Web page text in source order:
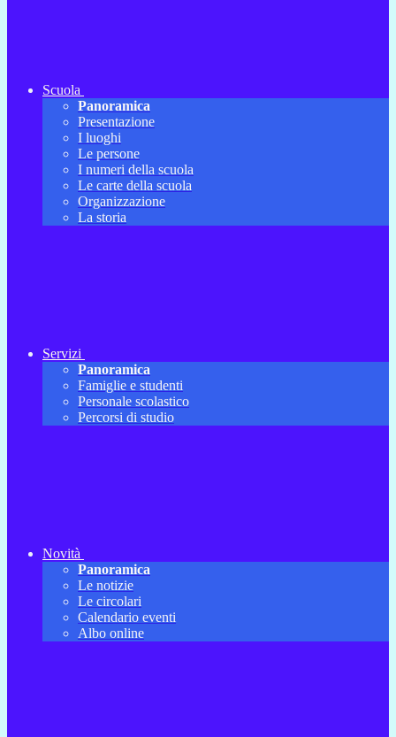
Scuola
Panoramica
Presentazione
I luoghi
Le persone
I numeri della scuola
Le carte della scuola
Organizzazione
La storia
Servizi
Panoramica
Famiglie e studenti
Personale scolastico
Percorsi di studio
Novità
Panoramica
Le notizie
Le circolari
Calendario eventi
Albo online